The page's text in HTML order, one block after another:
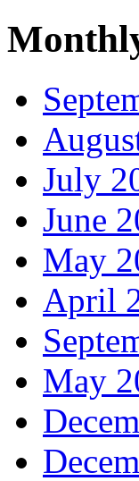
July
June
May
April
May